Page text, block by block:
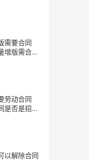
需要合同
增版需合同
劳动合同
是否是招聘
以解除合同